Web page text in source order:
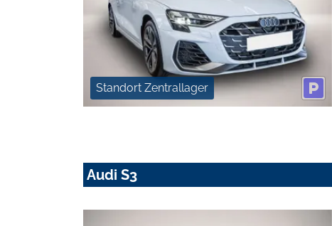
Standort Zentrallager
Audi S3